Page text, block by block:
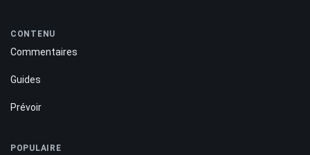
CONTENU
Commentaires
Guides
Prévoir
POPULAIRE